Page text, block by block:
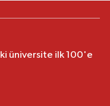
üniversite ilk 100'e